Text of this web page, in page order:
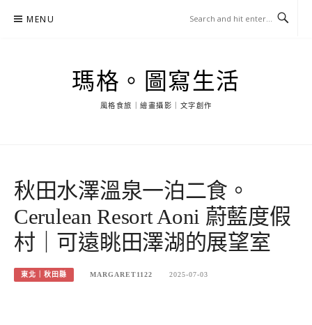
MENU
瑪格。圖寫生活
風格食旅｜繪畫攝影｜文字創作
秋田水澤溫泉一泊二食。
Cerulean Resort Aoni 蔚藍度假
村｜可遠眺田澤湖的展望室
東北｜秋田縣 MARGARET1122 2025-07-03